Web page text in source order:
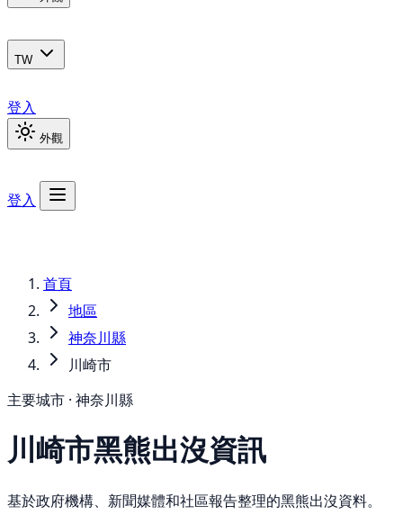
TW
登入
外觀
登入
首頁
地區
神奈川縣
川崎市
主要城市 · 神奈川縣
川崎市黑熊出沒資訊
基於政府機構、新聞媒體和社區報告整理的黑熊出沒資料。